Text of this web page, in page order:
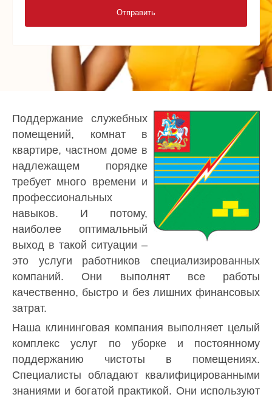
Отправить
Поддержание служебных
помещений, комнат в
квартире, частном доме в
надлежащем порядке
требует много времени и
профессиональных
навыков. И потому,
наиболее оптимальный
выход в такой ситуации –
это услуги работников специализированных
компаний. Они выполнят все работы
качественно, быстро и без лишних финансовых
затрат.
Наша клининговая компания выполняет целый
комплекс услуг по уборке и постоянному
поддержанию чистоты в помещениях.
Специалисты обладают квалифицированными
знаниями и богатой практикой. Они используют